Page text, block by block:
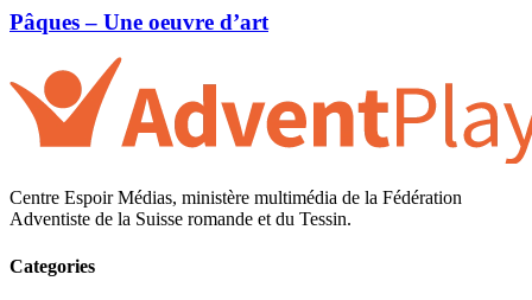
Pâques – Une oeuvre d’art
Centre Espoir Médias, ministère multimédia de la Fédération
Adventiste de la Suisse romande et du Tessin.
Categories